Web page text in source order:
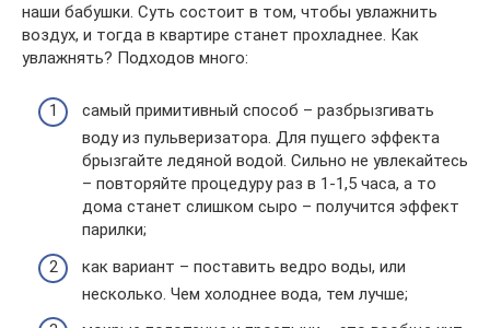
наши бабушки. Суть состоит в том, чтобы увлажнить
воздух, и тогда в квартире станет прохладнее. Как
увлажнять? Подходов много:
самый примитивный способ – разбрызгивать
воду из пульверизатора. Для пущего эффекта
брызгайте ледяной водой. Сильно не увлекайтесь
– повторяйте процедуру раз в 1-1,5 часа, а то
дома станет слишком сыро – получится эффект
парилки;
как вариант – поставить ведро воды, или
несколько. Чем холоднее вода, тем лучше;